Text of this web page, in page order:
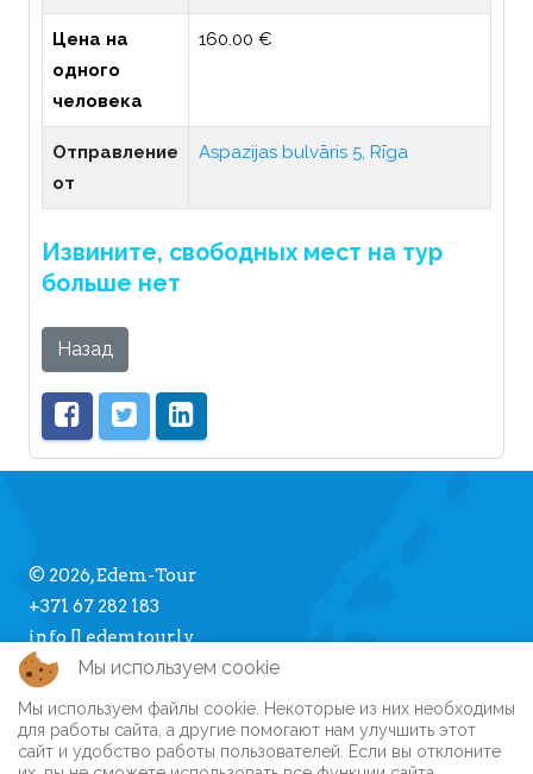
Цена на
одного
человека
160.00 €
Отправление
от
Aspazijas bulvāris 5, Rīga
Извините, свободных мест на тур
больше нет
Назад
© 2026, Edem-Tour
+371 67 282 183
info [] edemtour.lv
Про Edem-Tour
Памятка туристу
Мы используем cookie
Мы используем файлы cookie. Некоторые из них необходимы
для работы сайта, а другие помогают нам улучшить этот
сайт и удобство работы пользователей. Если вы отклоните